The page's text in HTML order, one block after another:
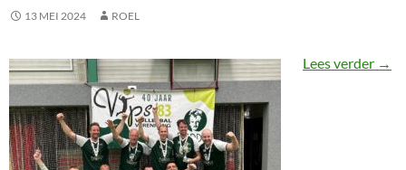
13 MEI 2024 ROEL
Lees verder →